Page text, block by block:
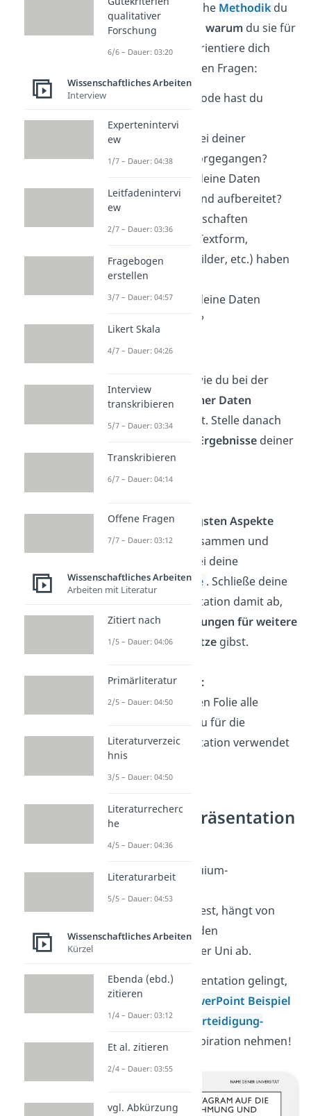
Erkläre hier, welche Methodik du
genutzt hast und warumdu sie für
sinnvoll hältst. Orientiere dich
dabei an folgenden Fragen:
Welche Methode hast du
verwendet?
Wie bist du bei deiner
Forschung vorgegangen?
Wie hast du deine Daten
gesammelt und aufbereitet?
Welche Eigenschaften
(schriftliche Textform,
Audiodatei, Bilder, etc.) haben
deine Daten?
Wie hast du deine Daten
ausgewertet?
Ergebnisse:
kurz, wie du bei der
Auswertung deiner Daten
vorgegangen bist. Stelle danach
wichtigsten Ergebnissedeiner
Arbeit vor.
Fasse diewichtigsten Aspekte
deiner Arbeit
zusammen und
beantworte dabei deine
Forschungsfrage . Schließe deine
Bachelor-Präsentation damit ab,
dass duEmpfehlungen für weitere
Forschungsansätzegibst.
Quellenangaben:
Gib auf der letzten Folie alle
Quellen an, die du für die
Bachelor-Präsentation verwendet
hast.
Kolloquium Präsentation
Beispiel
Wie du deine Kolloquium-
Präsentation gestaltest, hängt von
deinem Thema und den
Anforderungen deiner Uni ab.
Damit dir deine Präsentation gelingt,
kannst du unser
PowerPoint Beispiel
für eineBachelor-Verteidigung-
Präsentation
als Inspiration nehmen!
qualitativer
Forschung
6/6 – Dauer: 03:20
Wissenschaftliches Arbeiten
Interview
Expertenintervi
ew
1/7 – Dauer: 04:38
Leitfadenintervi
ew
2/7 – Dauer: 03:36
Fragebogen
erstellen
3/7 – Dauer: 04:57
Likert Skala
4/7 – Dauer: 04:26
Interview
transkribieren
5/7 – Dauer: 03:34
Transkribieren
6/7 – Dauer: 04:14
Offene Fragen
7/7 – Dauer: 03:12
Wissenschaftliches Arbeiten
Arbeiten mit Literatur
Zitiert nach
1/5 – Dauer: 04:06
Primärliteratur
2/5 – Dauer: 04:50
Literaturverzeic
hnis
3/5 – Dauer: 04:50
Literaturrecherc
he
4/5 – Dauer: 04:36
Literaturarbeit
5/5 – Dauer: 04:53
Wissenschaftliches Arbeiten
Kürzel
Ebenda (ebd.)
zitieren
1/4 – Dauer: 03:12
Et al. zitieren
2/4 – Dauer: 03:55
vgl. Abkürzung